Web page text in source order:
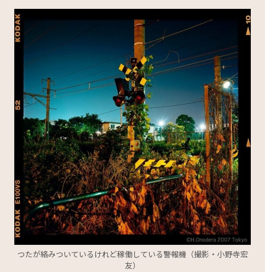
つたが絡みついているけれど稼働している警報機（撮影・小野寺宏
友）